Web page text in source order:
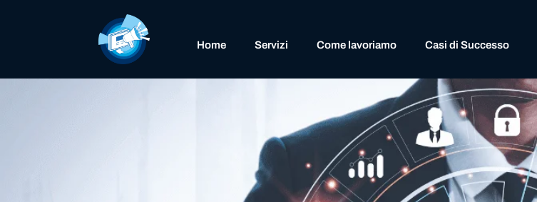
Home Servizi Come lavoriamo Casi di Successo